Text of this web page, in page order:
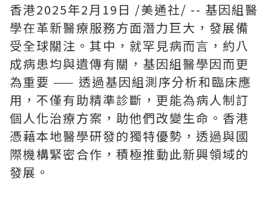
香港2025年2月19日 /美通社/ -- 基因組醫
學在革新醫療服務方面潛力巨大，發展備
受全球關注。其中，就罕見病而言，約八
成病患均與遺傳有關，基因組醫學因而更
為重要 —— 透過基因組測序分析和臨床應
用，不僅有助精準診斷，更能為病人制訂
個人化治療方案，助他們改變生命。香港
憑藉本地醫學研發的獨特優勢，透過與國
際機構緊密合作，積極推動此新興領域的
發展。